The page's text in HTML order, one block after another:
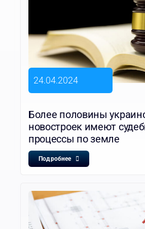
24.04.2024
Более половины
новостроек имеют
процессы по земле
Подробнее